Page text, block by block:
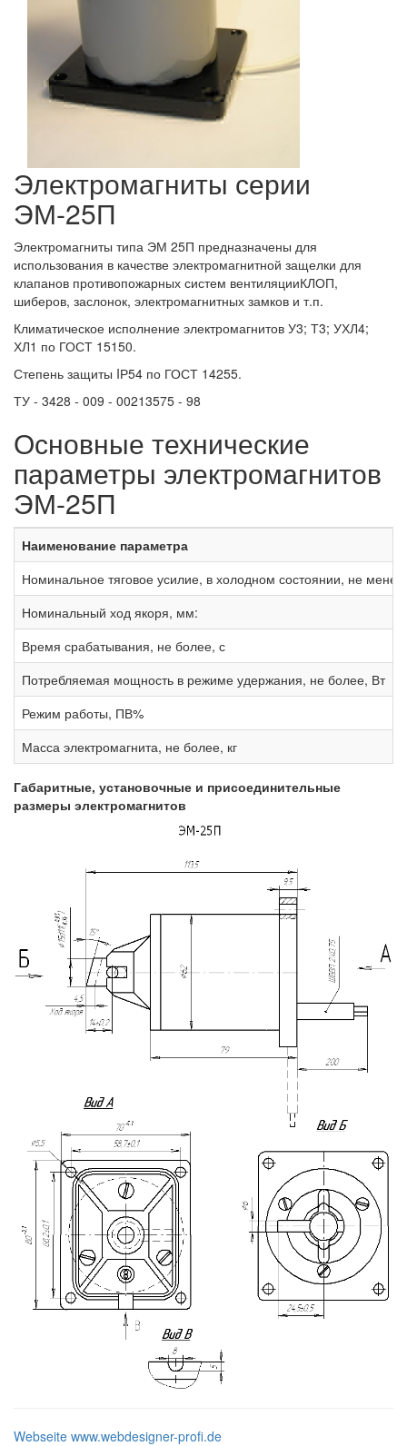
Электромагниты серии
ЭМ-25П
Электромагниты типа ЭМ 25П предназначены для
использования в качестве электромагнитной защелки для
клапанов противопожарных систем вентиляцииКЛОП,
шиберов, заслонок, электромагнитных замков и т.п.
Климатическое исполнение электромагнитов У3; Т3; УХЛ4;
ХЛ1 по ГОСТ 15150.
Степень защиты IР54 по ГОСТ 14255.
ТУ - 3428 - 009 - 00213575 - 98
Основные технические
параметры электромагнитов
ЭМ-25П
Наименование параметра
Номинальное тяговое усилие, в холодном состоянии, не
Номинальный ход якоря, мм:
Время срабатывания, не более, с
Потребляемая мощность в режиме удержания, не более, Вт
Режим работы, ПВ%
Масса электромагнита, не более, кг
Габаритные, установочные и присоединительные
размеры электромагнитов
Webseite www.webdesigner-profi.de